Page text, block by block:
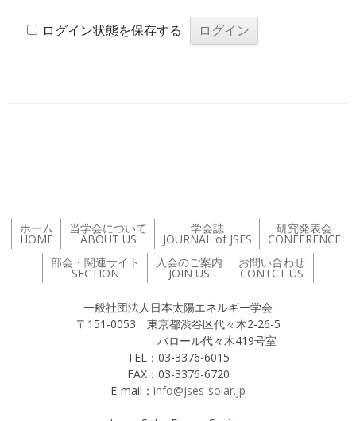
ログイン状態を保存する
ホーム
HOME
当学会について
ABOUT US
学会誌
JOURNAL of JSES
研究発表会
CONFERENCE
部会・関連サイト
SECTION
入会のご案内
JOIN US
お問い合わせ
CONTCT US
一般社団法人日本太陽エネルギー学会
〒151-0053 東京都渋谷区代々木2-26-5
バロール代々木419号室
TEL：03-3376-6015
FAX：03-3376-6720
E-mail： info@jses-solar.jp